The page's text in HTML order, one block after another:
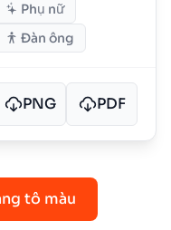
Phụ nữ
Đàn ông
PNG PDF
tô màu